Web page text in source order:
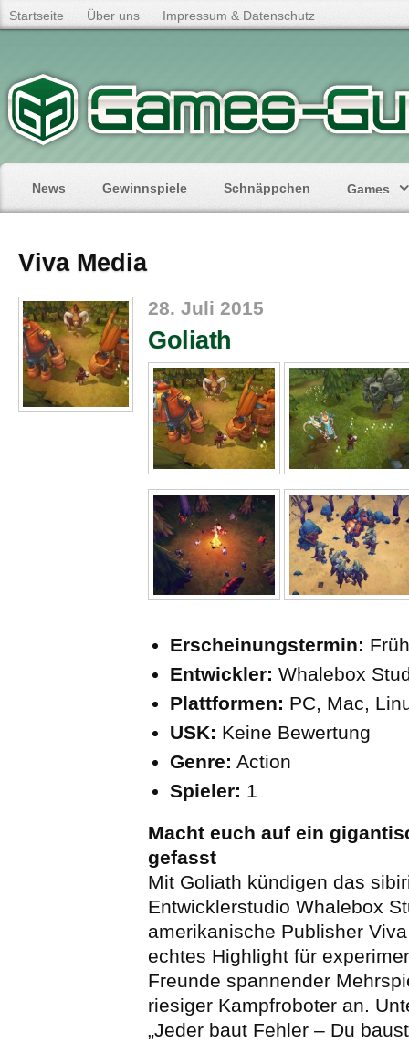
Startseite Über uns Impressum & Datenschutz
News Gewinnspiele Schnäppchen Games
Viva Media
28. Juli 2015
Goliath
Erscheinungstermin:
Entwickler: Whalebox
Plattformen: PC, Mac,
USK: Keine Bewertung
Genre: Action
Spieler: 1
Macht euch auf ein
gefasst
Mit Goliath kündigen das
Entwicklerstudio Whalebox
amerikanische Publisher
echtes Highlight für
Freunde spannender
riesiger Kampfroboter an.
„Jeder baut Fehler – Du